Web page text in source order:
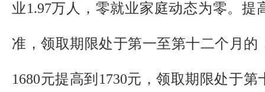
业1.97万人，零就业家庭动态为零。提
准，领取期限处于第一至第十二个月
1680元提高到1730元，领取期限处于